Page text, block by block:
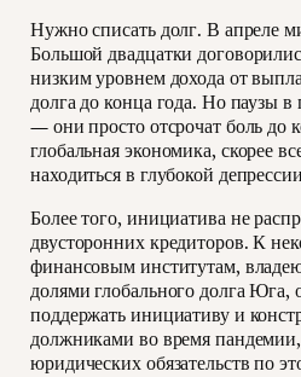
Нужно списать долг. В апреле
Большой двадцатки
низким уровнем дохода от
долга до конца года. Но паузы в
— они просто отсрочат боль до
глобальная экономика, скорее
находиться в глубокой
Более того, инициатива не
двусторонних кредиторов. К
финансовым институтам,
долями глобального долга Юга,
поддержать инициативу и
должниками во время
юридических обязательств по